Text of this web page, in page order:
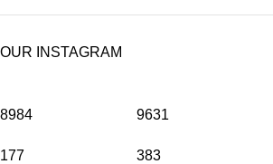
OUR INSTAGRAM
8984
177
9631
383